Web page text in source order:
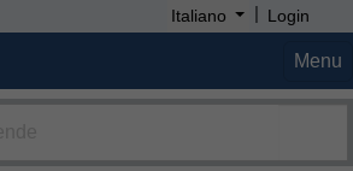
Italiano | Login
Menu